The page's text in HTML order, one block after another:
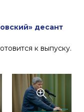
десант
к выпуску.